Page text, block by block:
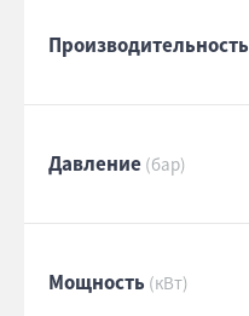
Производительность
Давление (бар)
Мощность (кВт)